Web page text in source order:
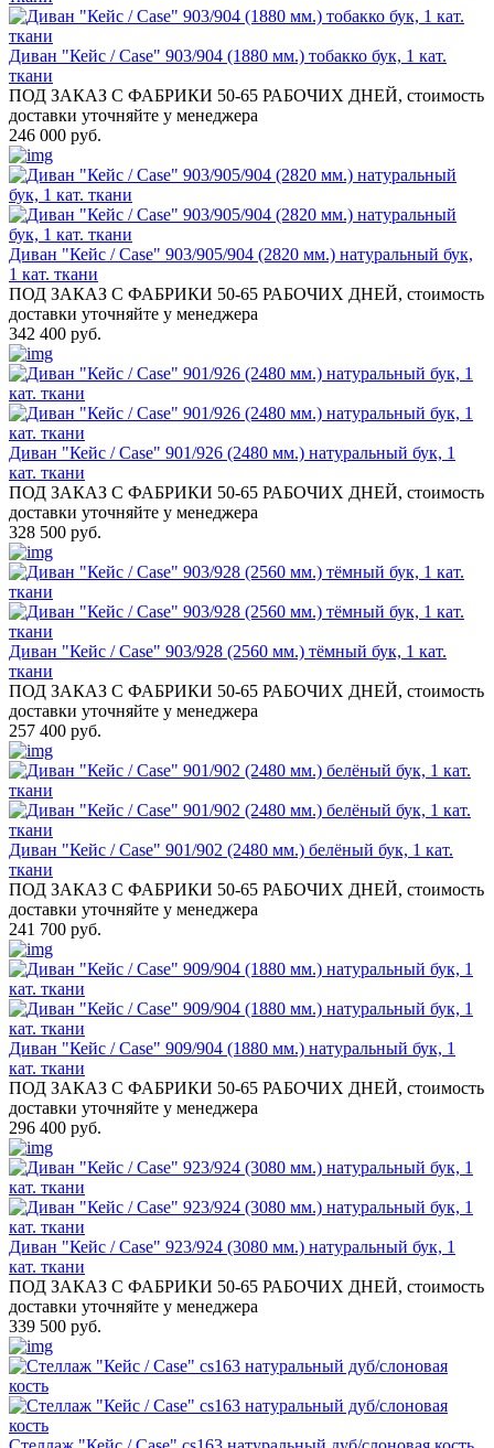
Диван "Кейс / Case" 903/904 (1880 мм.) тобакко бук, 1 кат.
ткани
ПОД ЗАКАЗ С ФАБРИКИ 50-65 РАБОЧИХ ДНЕЙ, стоимость
доставки уточняйте у менеджера
246 000 руб.
Диван "Кейс / Case" 903/905/904 (2820 мм.) натуральный бук,
1 кат. ткани
ПОД ЗАКАЗ С ФАБРИКИ 50-65 РАБОЧИХ ДНЕЙ, стоимость
доставки уточняйте у менеджера
342 400 руб.
Диван "Кейс / Case" 901/926 (2480 мм.) натуральный бук, 1
кат. ткани
ПОД ЗАКАЗ С ФАБРИКИ 50-65 РАБОЧИХ ДНЕЙ, стоимость
доставки уточняйте у менеджера
328 500 руб.
Диван "Кейс / Case" 903/928 (2560 мм.) тёмный бук, 1 кат.
ткани
ПОД ЗАКАЗ С ФАБРИКИ 50-65 РАБОЧИХ ДНЕЙ, стоимость
доставки уточняйте у менеджера
257 400 руб.
Диван "Кейс / Case" 901/902 (2480 мм.) белёный бук, 1 кат.
ткани
ПОД ЗАКАЗ С ФАБРИКИ 50-65 РАБОЧИХ ДНЕЙ, стоимость
доставки уточняйте у менеджера
241 700 руб.
Диван "Кейс / Case" 909/904 (1880 мм.) натуральный бук, 1
кат. ткани
ПОД ЗАКАЗ С ФАБРИКИ 50-65 РАБОЧИХ ДНЕЙ, стоимость
доставки уточняйте у менеджера
296 400 руб.
Диван "Кейс / Case" 923/924 (3080 мм.) натуральный бук, 1
кат. ткани
ПОД ЗАКАЗ С ФАБРИКИ 50-65 РАБОЧИХ ДНЕЙ, стоимость
доставки уточняйте у менеджера
339 500 руб.